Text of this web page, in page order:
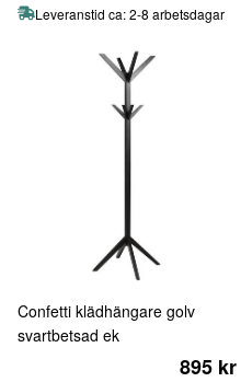
Leveranstid ca: 2-8 arbetsdagar
Confetti klädhängare golv
svartbetsad ek
895 kr